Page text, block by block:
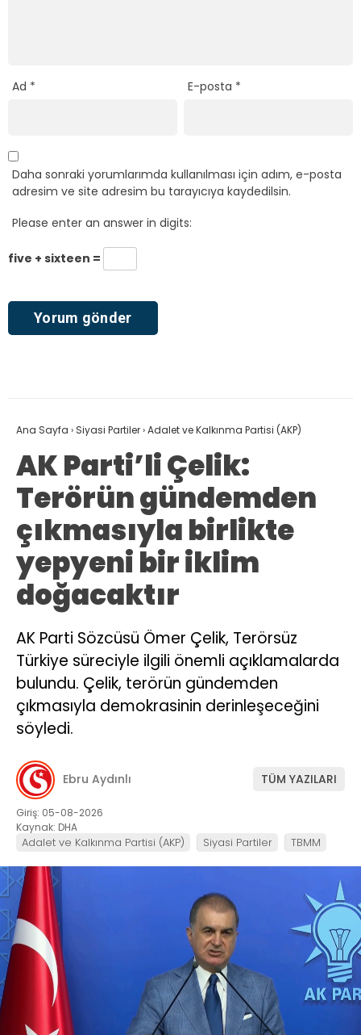
Ad * E-posta *
Daha sonraki yorumlarımda kullanılması için adım, e-posta
adresim ve site adresim bu tarayıcıya kaydedilsin.
Please enter an answer in digits:
five + sixteen =
Ana Sayfa › Siyasi Partiler›Adalet ve Kalkınma Partisi (AKP)
AK Parti’li Çelik:
Terörün gündemden
çıkmasıyla birlikte
yepyeni bir iklim
doğacaktır
AK Parti Sözcüsü Ömer Çelik, Terörsüz
Türkiye süreciyle ilgili önemli açıklamalarda
bulundu. Çelik, terörün gündemden
çıkmasıyla demokrasinin derinleşeceğini
söyledi.
Ebru Aydınlı TÜM YAZILARI
Giriş: 05-08-2026
Kaynak: DHA
Adalet ve Kalkınma Partisi (AKP) Siyasi Partiler TBMM